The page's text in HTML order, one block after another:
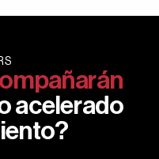
DÍEZ
acelerado